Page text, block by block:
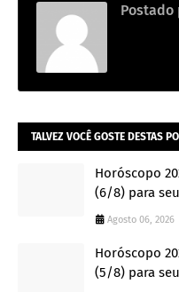
Postado
TALVEZ VOCÊ GOSTE DESTAS
Horóscopo
(6/8) para
Agosto 06, 2026
Horóscopo
(5/8) para